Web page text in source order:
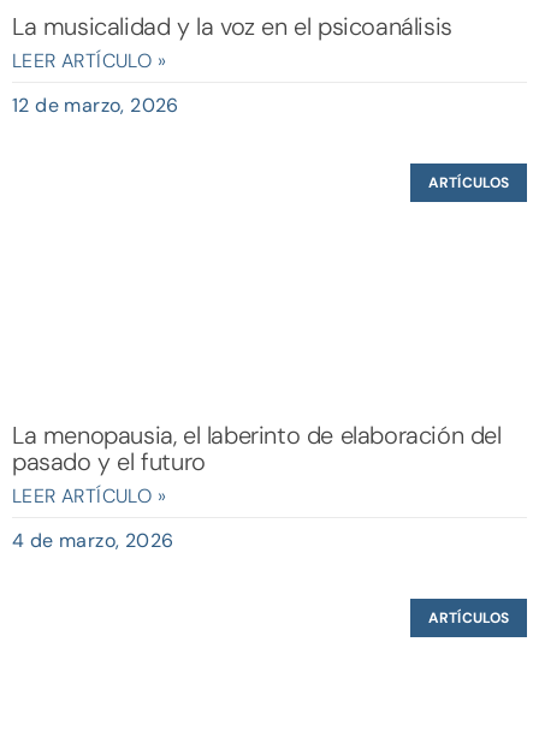
La musicalidad y la voz en el psicoanálisis
LEER ARTÍCULO »
12 de marzo, 2026
ARTÍCULOS
La menopausia, el laberinto de elaboración del
pasado y el futuro
LEER ARTÍCULO »
4 de marzo, 2026
ARTÍCULOS